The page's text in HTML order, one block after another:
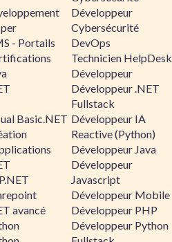
- Portails
Basic.NET
avancé
Développeur
Cybersécurité
DevOps
Technicien HelpDesk
Développeur
Développeur .NET
Fullstack
Développeur IA
Reactive (Python)
Développeur Java
Développeur
Javascript
Développeur Mobile
Développeur PHP
Développeur Python